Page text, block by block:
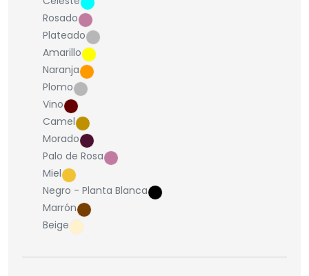
Rosado
Plateado
Amarillo
Naranja
Plomo
Vino
Camel
Morado
Palo de Rosa
Miel
Negro - Planta Blanca
Marrón
Beige